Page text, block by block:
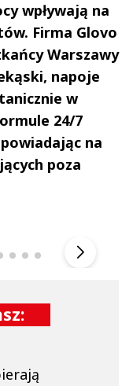
wpływają na
Firma Glovo
Warszawy
napoje
w
24/7
na
poza